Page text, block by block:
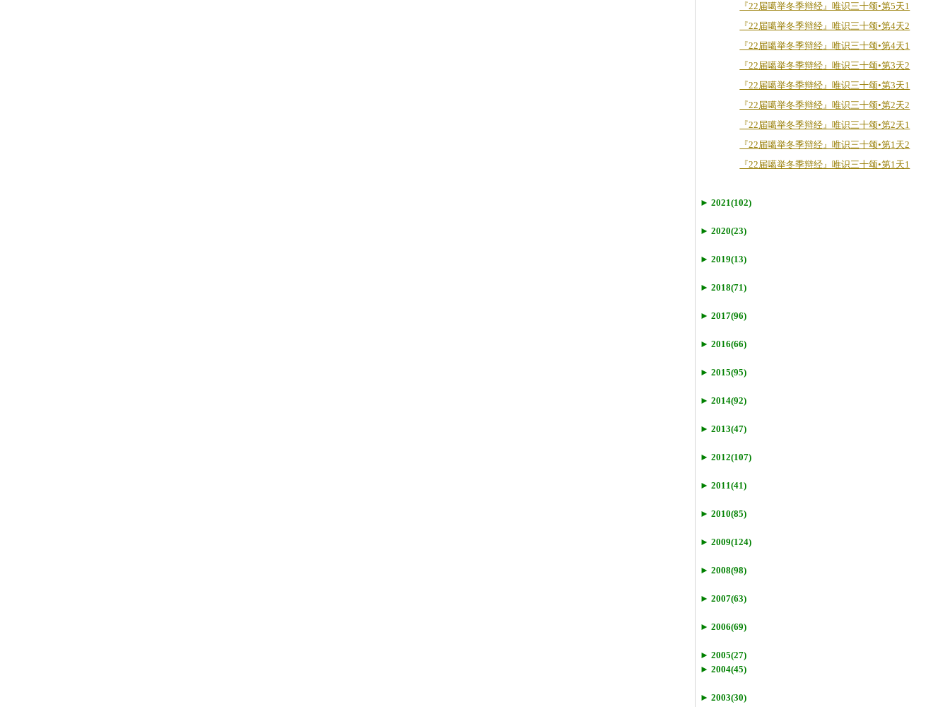
『22届噶举冬季辩经』唯识三十颂•第5天1
『22届噶举冬季辩经』唯识三十颂•第4天2
『22届噶举冬季辩经』唯识三十颂•第4天1
『22届噶举冬季辩经』唯识三十颂•第3天2
『22届噶举冬季辩经』唯识三十颂•第3天1
『22届噶举冬季辩经』唯识三十颂•第2天2
『22届噶举冬季辩经』唯识三十颂•第2天1
『22届噶举冬季辩经』唯识三十颂•第1天2
『22届噶举冬季辩经』唯识三十颂•第1天1
► 2021(102)
► 2020(23)
► 2019(13)
► 2018(71)
► 2017(96)
► 2016(66)
► 2015(95)
► 2014(92)
► 2013(47)
► 2012(107)
► 2011(41)
► 2010(85)
► 2009(124)
► 2008(98)
► 2007(63)
► 2006(69)
► 2005(27)
► 2004(45)
► 2003(30)